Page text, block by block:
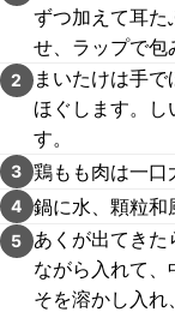
ずつ加えて耳た
せ、ラップで包
2
まいたけは手
ほぐします。し
す。
3 鶏もも肉は一口
4 鍋に水、顆粒和
5
あくが出てきた
ながら入れて
そを溶かし入れ